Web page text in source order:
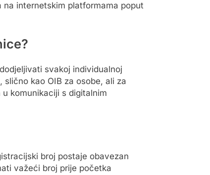
internetskim platformama poput
svakoj individualnoj
kao OIB za osobe, ali za
komunikaciji s digitalnim
broj postaje obavezan
važeći broj prije početka